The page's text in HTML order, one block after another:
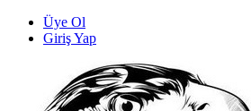
Üye Ol
Giriş Yap